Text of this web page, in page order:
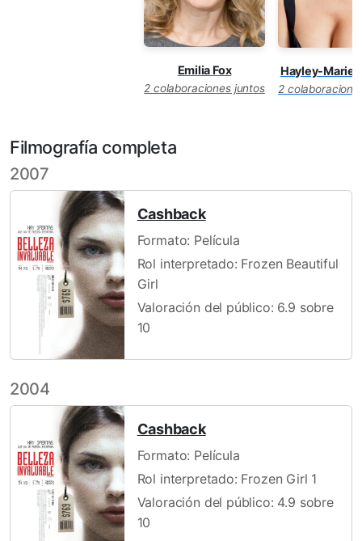
Emilia Fox
2 colaboraciones juntos
Hayley-Marie
2
Filmografía completa
2007
Cashback
Formato: Película
Rol interpretado: Frozen Beautiful
Girl
Valoración del público: 6.9 sobre
10
2004
Cashback
Formato: Película
Rol interpretado: Frozen Girl 1
Valoración del público: 4.9 sobre
10